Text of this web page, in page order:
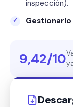
inspección).
9,42/10